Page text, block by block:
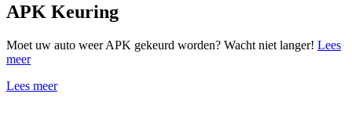
APK Keuring
Moet uw auto weer APK gekeurd worden? Wacht niet langer! Lees
meer
Lees meer